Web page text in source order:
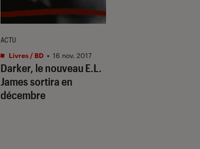
Darker, le nouveau E.L.
James sortira en
décembre
ACTU
Livres / BD • 16 nov. 2017